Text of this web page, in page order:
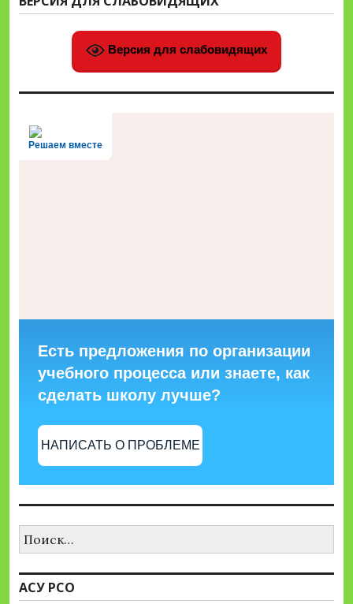
Версия для слабовидящих
Решаем вместе
Есть предложения по организации
учебного процесса или знаете, как
сделать школу лучше?
НАПИСАТЬ О ПРОБЛЕМЕ
АСУ РСО